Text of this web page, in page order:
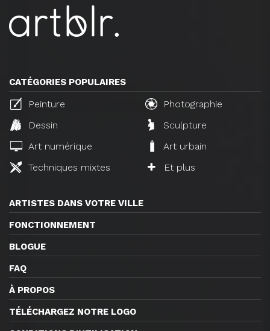
CATÉGORIES POPULAIRES
Peinture
Photographie
Dessin
Sculpture
Art numérique
Art urbain
Techniques mixtes
Et plus
ARTISTES DANS VOTRE VILLE
FONCTIONNEMENT
BLOGUE
FAQ
À PROPOS
TÉLÉCHARGEZ NOTRE LOGO